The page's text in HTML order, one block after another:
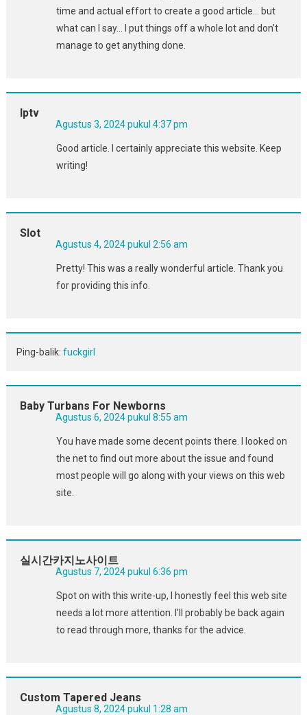
time and actual effort to create a good article… but
what can I say… I put things off a whole lot and don’t
manage to get anything done.
Iptv
Agustus 3, 2024 pukul 4:37 pm
Good article. I certainly appreciate this website. Keep
writing!
Slot
Agustus 4, 2024 pukul 2:56 am
Pretty! This was a really wonderful article. Thank you
for providing this info.
Ping-balik: fuckgirl
Baby Turbans For Newborns
Agustus 6, 2024 pukul 8:55 am
You have made some decent points there. I looked on
the net to find out more about the issue and found
most people will go along with your views on this web
site.
실시간카지노사이트
Agustus 7, 2024 pukul 6:36 pm
Spot on with this write-up, I honestly feel this web site
needs a lot more attention. I’ll probably be back again
to read through more, thanks for the advice.
Custom Tapered Jeans
Agustus 8, 2024 pukul 1:28 am